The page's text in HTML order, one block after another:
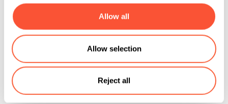
Allow all
Allow selection
Reject all
Widerspruch stehen zu deinem Engagement für die
Umwelt und eine gerechtere Welt. Nachhaltig
investieren und damit die Welt ein kleines Stück besser
machen, das passt.
Was zu dir passt
Nachhaltiges Investieren in Produkte mit hohem ESG-
Score